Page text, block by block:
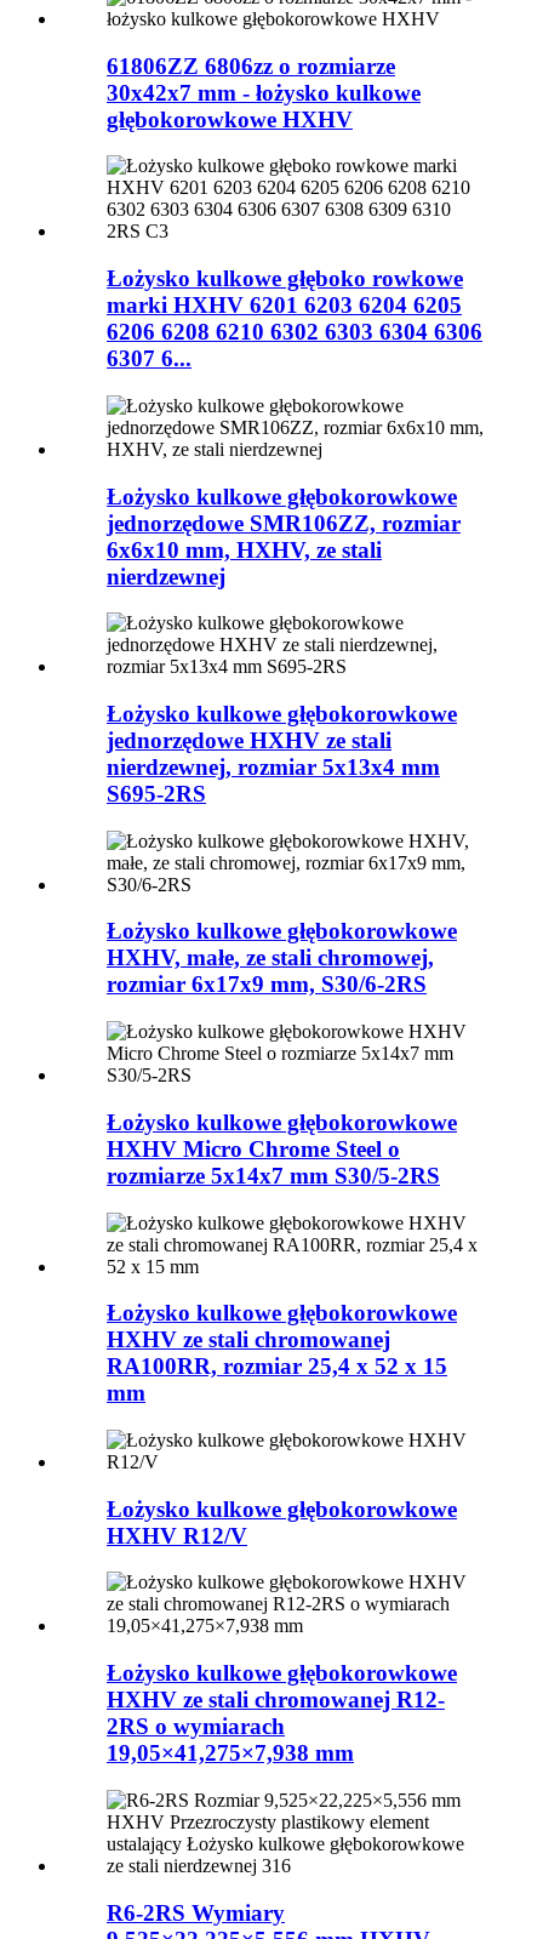
61806ZZ 6806zz o rozmiarze
30x42x7 mm - łożysko kulkowe
głębokorowkowe HXHV
Łożysko kulkowe głęboko rowkowe
marki HXHV 6201 6203 6204 6205
6206 6208 6210 6302 6303 6304 6306
6307 6...
Łożysko kulkowe głębokorowkowe
jednorzędowe SMR106ZZ, rozmiar
6x6x10 mm, HXHV, ze stali
nierdzewnej
Łożysko kulkowe głębokorowkowe
jednorzędowe HXHV ze stali
nierdzewnej, rozmiar 5x13x4 mm
S695-2RS
Łożysko kulkowe głębokorowkowe
HXHV, małe, ze stali chromowej,
rozmiar 6x17x9 mm, S30/6-2RS
Łożysko kulkowe głębokorowkowe
HXHV Micro Chrome Steel o
rozmiarze 5x14x7 mm S30/5-2RS
Łożysko kulkowe głębokorowkowe
HXHV ze stali chromowanej
RA100RR, rozmiar 25,4 x 52 x 15
mm
Łożysko kulkowe głębokorowkowe
HXHV R12/V
Łożysko kulkowe głębokorowkowe
HXHV ze stali chromowanej R12-
2RS o wymiarach
19,05×41,275×7,938 mm
R6-2RS Wymiary